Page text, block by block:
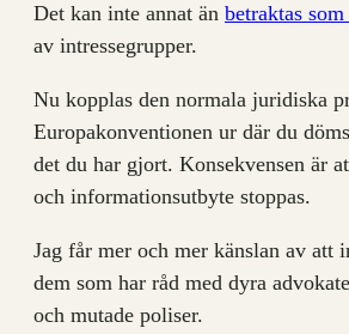
Det kan inte annat än betraktas
av intressegrupper.
Nu kopplas den normala juridiska
Europakonventionen ur där du
det du har gjort. Konsekvensen är
och informationsutbyte stoppas.
Jag får mer och mer känslan av att
dem som har råd med dyra
och mutade poliser.